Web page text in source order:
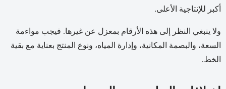
أكبر للإنتاجية الأعلى.
ولا ينبغي النظر إلى هذه الأرقام بمعزل عن غيرها. فيجب مواءمة
السعة، والبصمة المكانية، وإدارة المياه، ونوع المنتج بعناية مع بقية
الخط.